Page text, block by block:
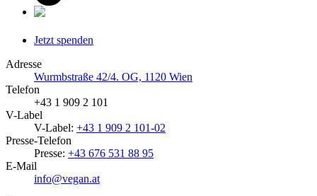
Jetzt spenden
Adresse
Wurmbstraße 42/4. OG, 1120 Wien
Telefon
+43 1 909 2 101
V-Label
V-Label: +43 1 909 2 101-02
Presse-Telefon
Presse: +43 676 531 88 95
E-Mail
info@vegan.at